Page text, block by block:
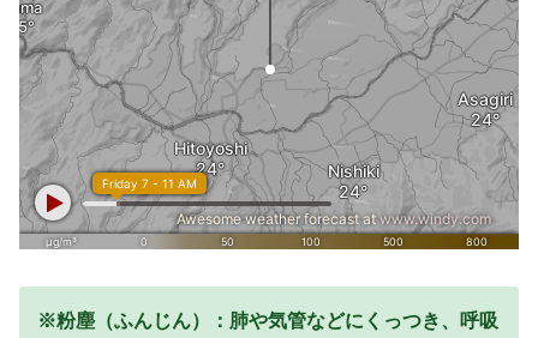
※粉塵（ふんじん）：肺や気管などにくっつき、呼吸